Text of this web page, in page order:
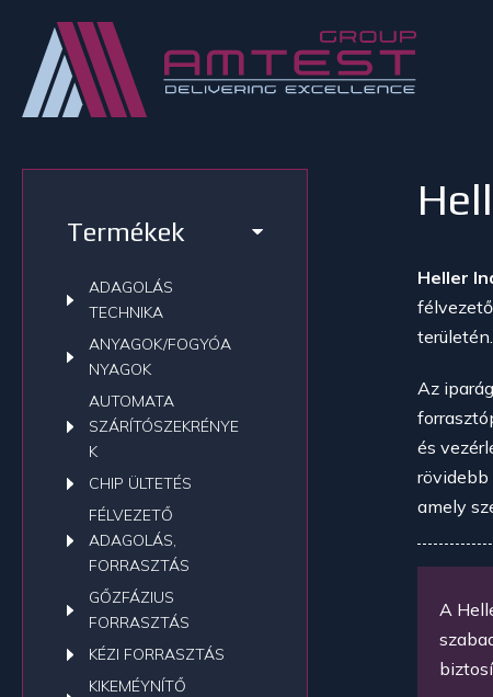
Termékek
ADAGOLÁS
TECHNIKA
ANYAGOK/FOGYÓA
NYAGOK
AUTOMATA
SZÁRÍTÓSZEKRÉNYE
K
CHIP ÜLTETÉS
FÉLVEZETŐ
ADAGOLÁS,
FORRASZTÁS
GŐZFÁZIUS
FORRASZTÁS
KÉZI FORRASZTÁS
KIKEMÉYNÍTŐ
Heller
Az
és
rövidebb
amely
A